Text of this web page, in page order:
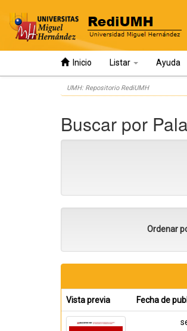
Inicio Listar Ayuda
UMH: Repositorio RediUMH
Buscar por
Ordenar
Vista previa Fecha de